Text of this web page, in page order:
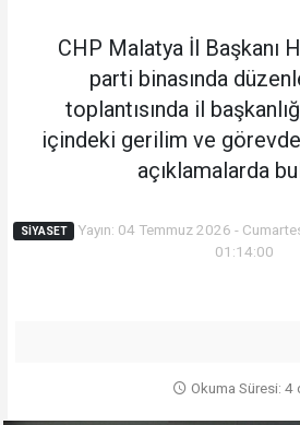
CHP Malatya İl Başkanı
parti binasında
toplantısında il
içindeki gerilim ve
açıklamalarda
SIYASET
Yayın: 04 Temmuz 2026 -
01:14:00
Okuma Süresi: 4